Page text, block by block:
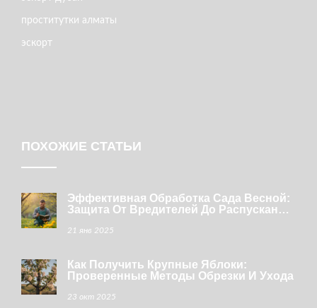
проститутки алматы
эскорт
ПОХОЖИЕ СТАТЬИ
Эффективная Обработка Сада Весной:
Защита От Вредителей До Распускания
21 янв 2025
Как Получить Крупные Яблоки:
Проверенные Методы Обрезки И Ухода
23 окт 2025